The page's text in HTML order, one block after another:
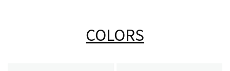
COLORS